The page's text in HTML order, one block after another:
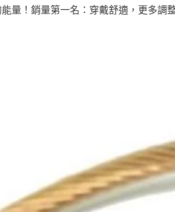
量！銷量第一名：穿戴舒適，更多調